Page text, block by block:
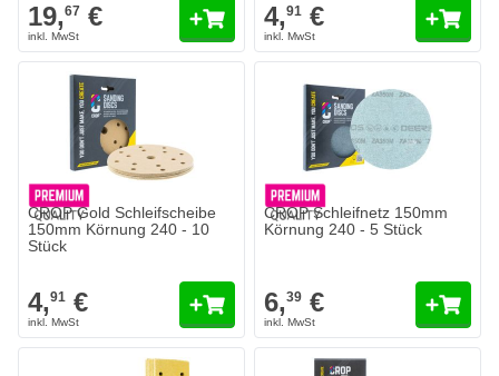
19,67 € 4,91 €
CROP Gold Schleifscheibe
150mm Körnung 240 - 10
Stück
4,91 €
CROP Schleifnetz 150mm
Körnung 240 - 5 Stück
6,39 €